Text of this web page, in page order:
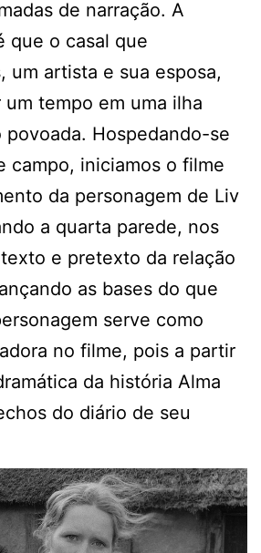
de narração. A
que o casal que
um artista e sua esposa,
um tempo em uma ilha
povoada. Hospedando-se
campo, iniciamos o filme
da personagem de Liv
a quarta parede, nos
e pretexto da relação
as bases do que
serve como
no filme, pois a partir
da história Alma
do diário de seu